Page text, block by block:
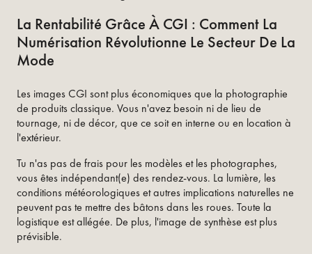
La Rentabilité Grâce À CGI : Comment La
Numérisation Révolutionne Le Secteur De La
Mode
Les images CGI sont plus économiques que la photographie
de produits classique. Vous n'avez besoin ni de lieu de
tournage, ni de décor, que ce soit en interne ou en location à
l'extérieur.
Tu n'as pas de frais pour les modèles et les photographes,
vous êtes indépendant(e) des rendez-vous. La lumière, les
conditions météorologiques et autres implications naturelles ne
peuvent pas te mettre des bâtons dans les roues. Toute la
logistique est allégée. De plus, l'image de synthèse est plus
prévisible.